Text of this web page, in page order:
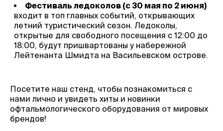
Фестиваль ледоколов (с 30 мая по 2 июня)
входит в топ главных событий, открывающих
летний туристический сезон. Ледоколы,
открытые для свободного посещения с 12:00 до
18:00, будут пришвартованы у набережной
Лейтенанта Шмидта на Васильевском острове.
Посетите наш стенд, чтобы познакомиться с
нами лично и увидеть хиты и новинки
офтальмологического оборудования от мировых
брендов!